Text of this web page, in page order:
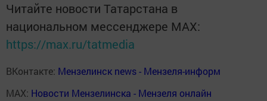
Читайте новости Татарстана в
национальном мессенджере MАХ:
https://max.ru/tatmedia
ВКонтакте: Мензелинск news - Мензеля-информ
MAX: Новости Мензелинска - Мензеля онлайн